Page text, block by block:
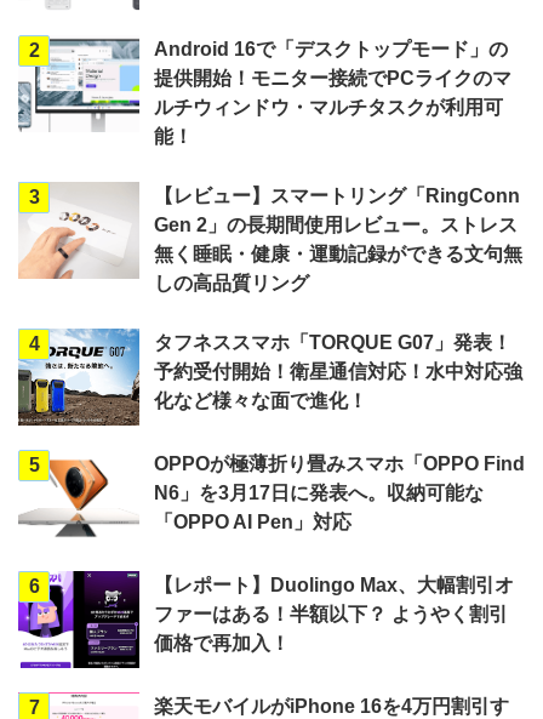
2
Android 16で「デスクトップモード」の
提供開始！モニター接続でPCライクのマ
ルチウィンドウ・マルチタスクが利用可
能！
3
【レビュー】スマートリング「RingConn
Gen 2」の長期間使用レビュー。ストレス
無く睡眠・健康・運動記録ができる文句無
しの高品質リング
4
タフネススマホ「TORQUE G07」発表！
予約受付開始！衛星通信対応！水中対応強
化など様々な面で進化！
5
OPPOが極薄折り畳みスマホ「OPPO Find
N6」を3月17日に発表へ。収納可能な
「OPPO AI Pen」対応
6
【レポート】Duolingo Max、大幅割引オ
ファーはある！半額以下？ ようやく割引
価格で再加入！
7
楽天モバイルがiPhone 16を4万円割引す